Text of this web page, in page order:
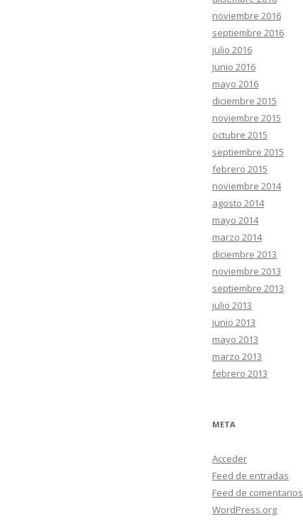
noviembre 2016
septiembre 2016
julio 2016
junio 2016
mayo 2016
diciembre 2015
noviembre 2015
octubre 2015
septiembre 2015
febrero 2015
noviembre 2014
agosto 2014
mayo 2014
marzo 2014
diciembre 2013
noviembre 2013
septiembre 2013
julio 2013
junio 2013
mayo 2013
marzo 2013
febrero 2013
META
Acceder
Feed de entradas
Feed de comentarios
WordPress.org